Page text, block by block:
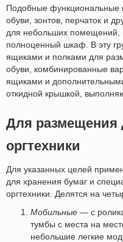
Подобные функциональные
обуви, зонтов, перчаток и
для небольших помещений,
полноценный шкаф. В эту
ящиками и полками для
обуви, комбинированные
ящиками и
откидной крышкой,
Для размещения
оргтехники
Для указанных целей
для хранения бумаг и
оргтехники. Делятся на
Мобильные — с
тумбы с места на
небольшие легкие